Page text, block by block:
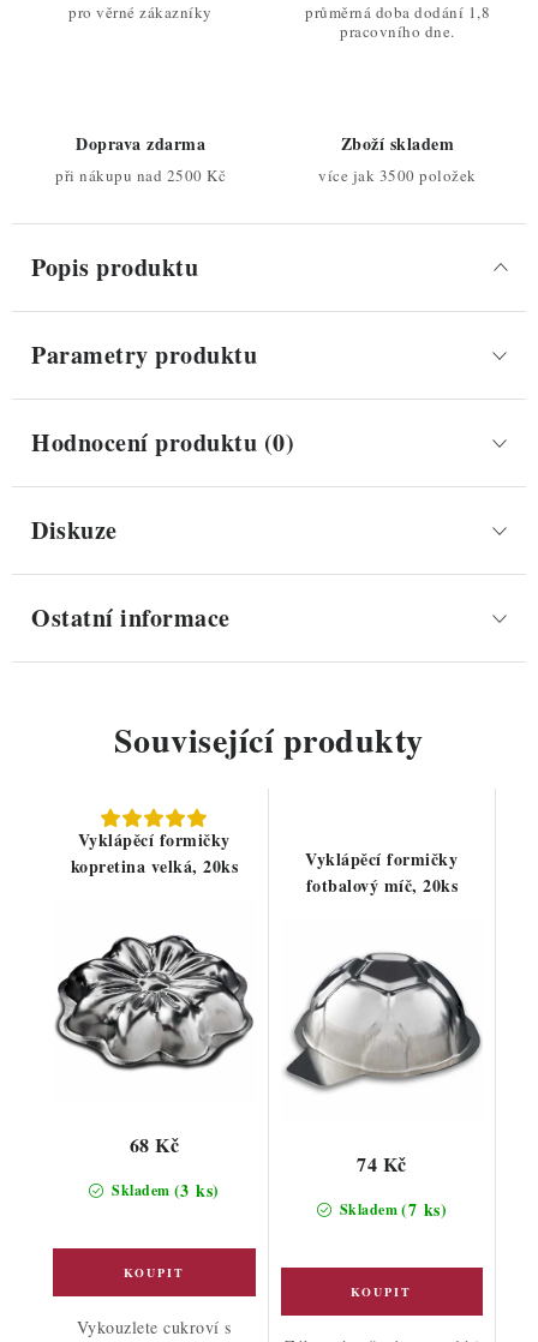
pro věrné zákazníky
průměrná doba dodání 1,8
pracovního dne.
Doprava zdarma
při nákupu nad 2500 Kč
Zboží skladem
více jak 3500 položek
Popis produktu
Parametry produktu
Hodnocení produktu (0)
Diskuze
Ostatní informace
Související produkty
Vyklápěcí formičky
kopretina velká, 20ks
Skladem (3 ks)
68 Kč
Vykouzlete cukroví s
Vyklápěcí formičky
fotbalový míč, 20ks
Skladem(7 ks)
74 Kč